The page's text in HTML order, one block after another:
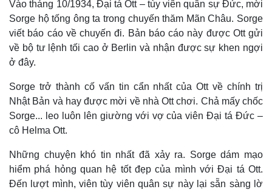
Vào tháng 10/1934, Đại tá Ott – tùy viên quân sự Đức, mời
Sorge hộ tống ông ta trong chuyến thăm Mãn Châu. Sorge
viết báo cáo về chuyến đi. Bản báo cáo này được Ott gửi
về bộ tư lệnh tối cao ở Berlin và nhận được sự khen ngợi
ở đây.
Sorge trở thành cố vấn tin cẩn nhất của Ott về chính trị
Nhật Bản và hay được mời về nhà Ott chơi. Chả mấy chốc
Sorge... leo luôn lên giường với vợ của viên Đại tá Đức –
cô Helma Ott.
Những chuyện khó tin nhất đã xảy ra. Sorge dám mạo
hiểm phá hỏng quan hệ tốt đẹp của mình với Đại tá Ott.
Đến lượt mình, viên tùy viên quân sự này lại sẵn sàng lờ